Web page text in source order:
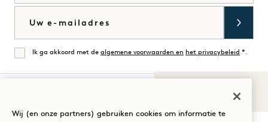
Mee eens
Ik ga akkoord met de algemene voorwaarden en het privacybeleid *.
BezoekBezoekBezoekBezoekBezoekBezoek
Wij (en onze partners) gebruiken cookies om informatie te